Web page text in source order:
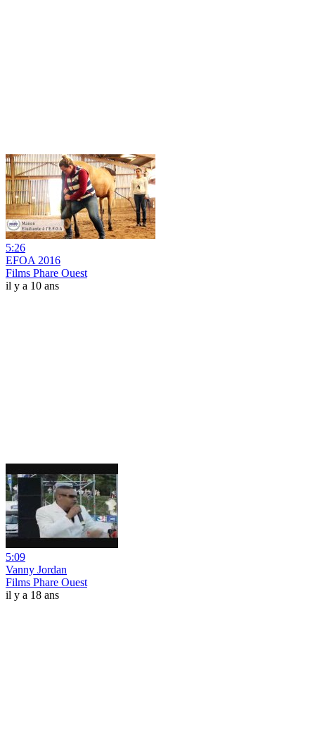
5:26
EFOA 2016
Films Phare Ouest
il y a 10 ans
5:09
Vanny Jordan
Films Phare Ouest
il y a 18 ans